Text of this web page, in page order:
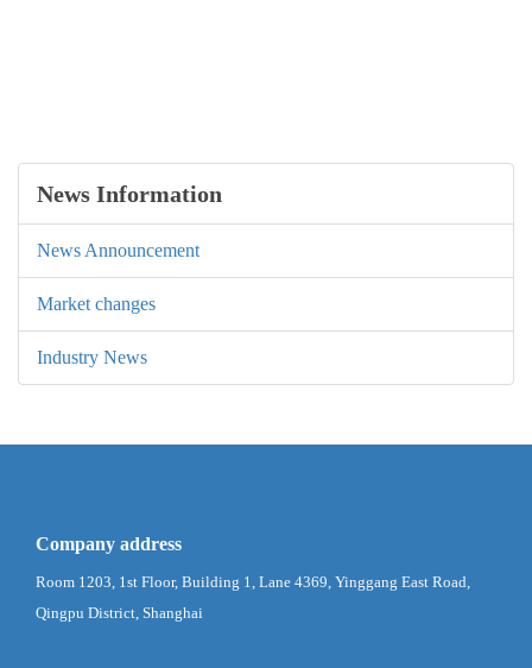
News Information
News Announcement
Market changes
Industry News
Company address
Room 1203, 1st Floor, Building 1, Lane 4369, Yinggang East Road,
Qingpu District, Shanghai